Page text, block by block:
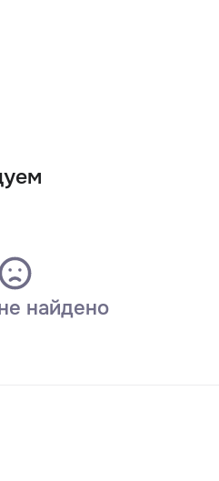
найдено